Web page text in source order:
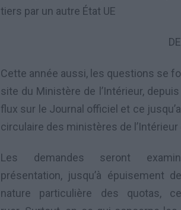
tiers par un autre État UE
Cette année aussi, les questions se
site du Ministère de l’Intérieur, depuis
flux sur le Journal officiel et ce
circulaire des ministères de l’Intérieur
Les demandes seront
présentation, jusqu’à épuisement
nature particulière
des quotas,